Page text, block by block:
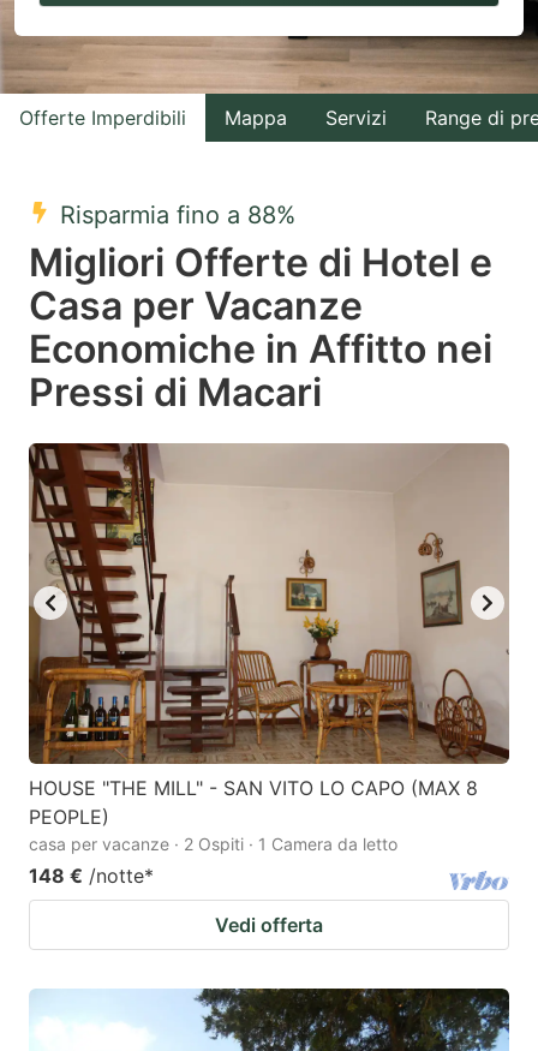
to
interact
with
the
select
date.
Press
question
mark
key
to
get
the
keyboard
shortcuts
for
changing
dates.
to
interact
with
the
a
date.
Press
mark
keyboard
shortcuts
for
changing
dates.
Offerte Imperdibili Mappa Servizi Range di
Risparmia fino a 88%
Migliori Offerte di Hotel e
Casa per Vacanze
Economiche in Affitto nei
Pressi di Macari
HOUSE "THE MILL" - SAN VITO LO CAPO (MAX 8
PEOPLE)
casa per vacanze · 2 Ospiti · 1 Camera da letto
148 € /notte*
Vedi offerta